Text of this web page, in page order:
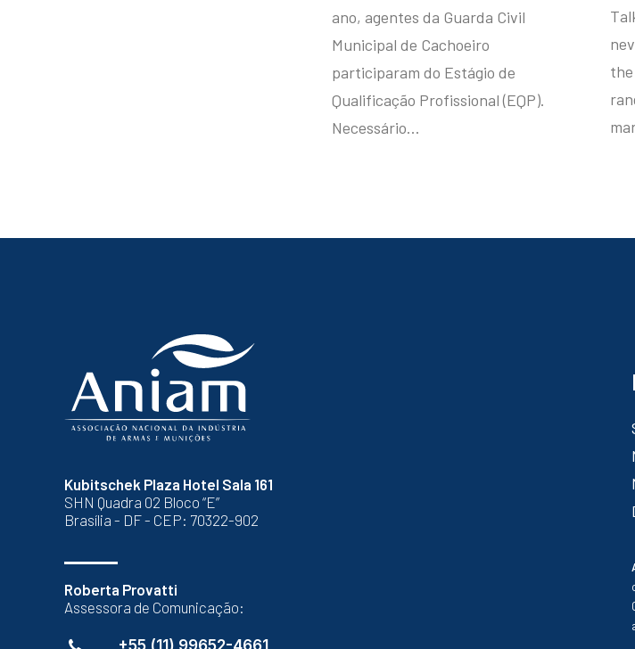
ano, agentes da Guarda Civil
Municipal de Cachoeiro
participaram do Estágio de
Qualificação Profissional (EQP).
Necessário…
Kubitschek Plaza Hotel Sala 161
SHN Quadra 02 Bloco “E”
Brasília - DF - CEP: 70322-902
Roberta Provatti
Assessora de Comunicação:
+55 (11) 99652-4661